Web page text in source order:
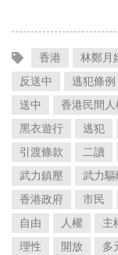
香港 林鄭月
反送中
逃犯條例
送中
香港民間人
黑衣遊行
逃犯
引渡條款
二讀
武力鎮壓
武力驅
香港政府
市民
自由
人權 主
理性
開放 多